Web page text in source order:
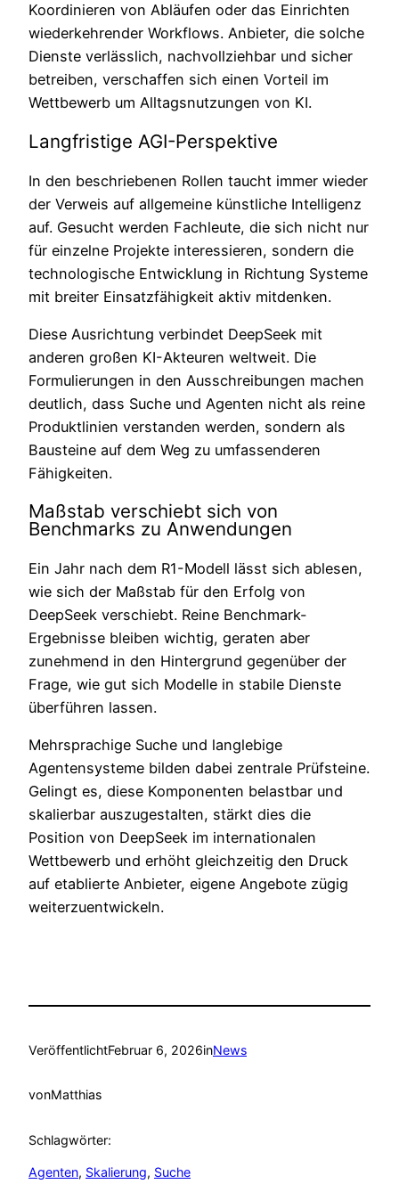
Koordinieren von Abläufen oder das Einrichten
wiederkehrender Workflows. Anbieter, die solche
Dienste verlässlich, nachvollziehbar und sicher
betreiben, verschaffen sich einen Vorteil im
Wettbewerb um Alltagsnutzungen von KI.
Langfristige AGI-Perspektive
In den beschriebenen Rollen taucht immer wieder
der Verweis auf allgemeine künstliche Intelligenz
auf. Gesucht werden Fachleute, die sich nicht nur
für einzelne Projekte interessieren, sondern die
technologische Entwicklung in Richtung Systeme
mit breiter Einsatzfähigkeit aktiv mitdenken.
Diese Ausrichtung verbindet DeepSeek mit
anderen großen KI-Akteuren weltweit. Die
Formulierungen in den Ausschreibungen machen
deutlich, dass Suche und Agenten nicht als reine
Produktlinien verstanden werden, sondern als
Bausteine auf dem Weg zu umfassenderen
Fähigkeiten.
Maßstab verschiebt sich von
Benchmarks zu Anwendungen
Ein Jahr nach dem R1-Modell lässt sich ablesen,
wie sich der Maßstab für den Erfolg von
DeepSeek verschiebt. Reine Benchmark-
Ergebnisse bleiben wichtig, geraten aber
zunehmend in den Hintergrund gegenüber der
Frage, wie gut sich Modelle in stabile Dienste
überführen lassen.
Mehrsprachige Suche und langlebige
Agentensysteme bilden dabei zentrale Prüfsteine.
Gelingt es, diese Komponenten belastbar und
skalierbar auszugestalten, stärkt dies die
Position von DeepSeek im internationalen
Wettbewerb und erhöht gleichzeitig den Druck
auf etablierte Anbieter, eigene Angebote zügig
weiterzuentwickeln.
VeröffentlichtFebruar 6, 2026inNews
vonMatthias
Schlagwörter:
Agenten, Skalierung, Suche